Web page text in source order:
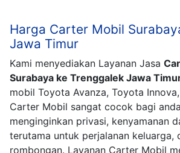
Harga Carter Mobil
Jawa Timur
Kami menyediakan Layanan Jasa
Surabaya ke Trenggalek Jawa
mobil Toyota Avanza, Toyota
Carter Mobil sangat cocok bagi
menginginkan privasi, kenyamanan
terutama untuk perjalanan keluarga,
rombongan. Layanan Carter Mobil